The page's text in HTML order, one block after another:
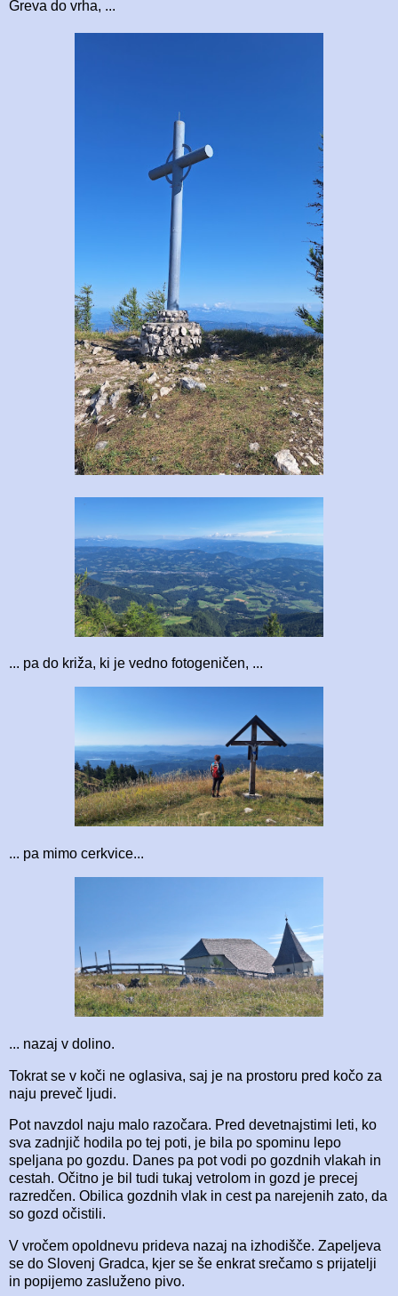
Greva do vrha, ...
... pa do križa, ki je vedno fotogeničen, ...
... pa mimo cerkvice...
... nazaj v dolino.
Tokrat se v koči ne oglasiva, saj je na prostoru pred kočo za
naju preveč ljudi.
Pot navzdol naju malo razočara. Pred devetnajstimi leti, ko
sva zadnjič hodila po tej poti, je bila po spominu lepo
speljana po gozdu. Danes pa pot vodi po gozdnih vlakah in
cestah. Očitno je bil tudi tukaj vetrolom in gozd je precej
razredčen. Obilica gozdnih vlak in cest pa narejenih zato, da
so gozd očistili.
V vročem opoldnevu prideva nazaj na izhodišče. Zapeljeva
se do Slovenj Gradca, kjer se še enkrat srečamo s prijatelji
in popijemo zasluženo pivo.